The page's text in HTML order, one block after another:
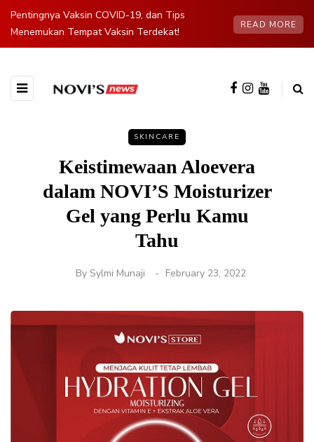
Pentingnya Vaksin COVID-19, dan Tips
Menemukan Tempat Vaksin Terdekat!
READ MORE
SKINCARE
Keistimewaan Aloevera
dalam NOVI’S Moisturizer
Gel yang Perlu Kamu
Tahu
By Sylmi Munaji February 23, 2022